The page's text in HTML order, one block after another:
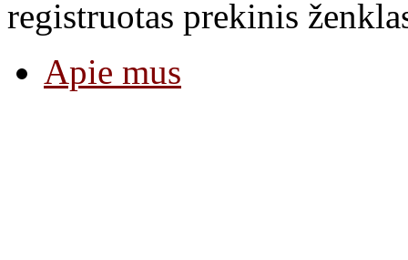
registruotas prekinis
Apie mus